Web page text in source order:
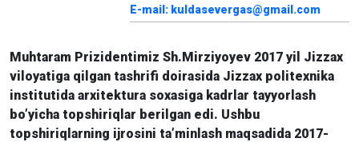
E-mail: kuldasevergas@gmail.com
Muhtaram Prizidentimiz Sh.Mirziyoyev 2017 yil Jizzax
viloyatiga qilgan tashrifi doirasida Jizzax politexnika
institutida arxitektura soxasiga kadrlar tayyorlash
bo’yicha topshiriqlar berilgan edi. Ushbu
topshiriqlarning ijrosini ta’minlash maqsadida 2017-